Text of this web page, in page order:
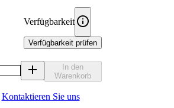
Verfügbarkeit
Verfügbarkeit prüfen
In den
Warenkorb
Kontaktieren Sie uns